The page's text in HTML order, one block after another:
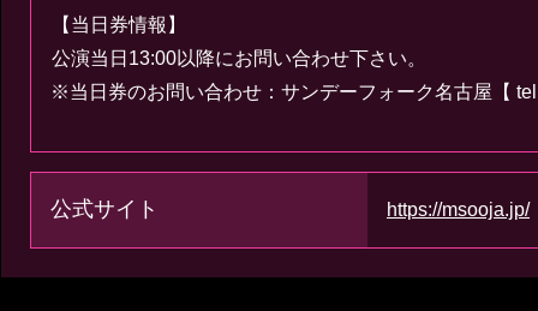
【当日券情報】
公演当日13:00以降にお問い合わせ下さい。
※当日券のお問い合わせ：サンデーフォーク名古屋【
公式サイト https://msooja.jp/